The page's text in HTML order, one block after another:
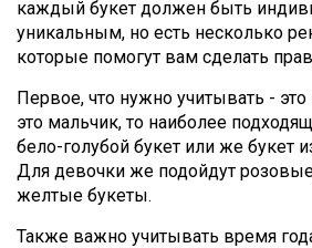
каждый букет должен быть
уникальным, но есть несколько
которые помогут вам сделать
Первое, что нужно учитывать - это
это мальчик, то наиболее
бело-голубой букет или же букет
Для девочки же подойдут
желтые букеты.
Также важно учитывать время